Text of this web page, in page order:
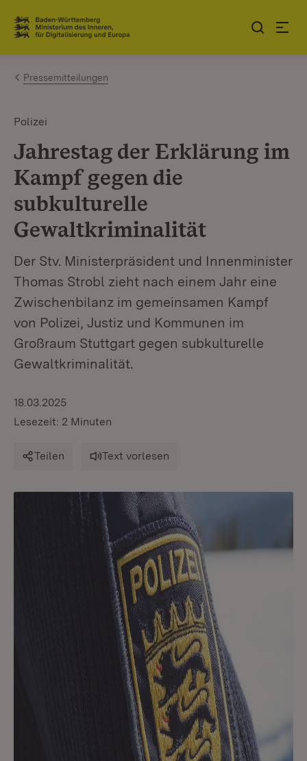
Zum Inhalt springen
Link zur Startseite
Pressemitteilungen
Polizei
Jahrestag der Erklärung im
Kampf gegen die
subkulturelle
Gewaltkriminalität
Der Stv. Ministerpräsident und Innenminister
Thomas Strobl zieht nach einem Jahr eine
Zwischenbilanz im gemeinsamen Kampf
von Polizei, Justiz und Kommunen im
Großraum Stuttgart gegen subkulturelle
Gewaltkriminalität.
18.03.2025
Lesezeit: 2 Minuten
Teilen Text vorlesen